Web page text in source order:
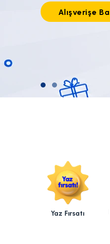
Yaz Fırsatı